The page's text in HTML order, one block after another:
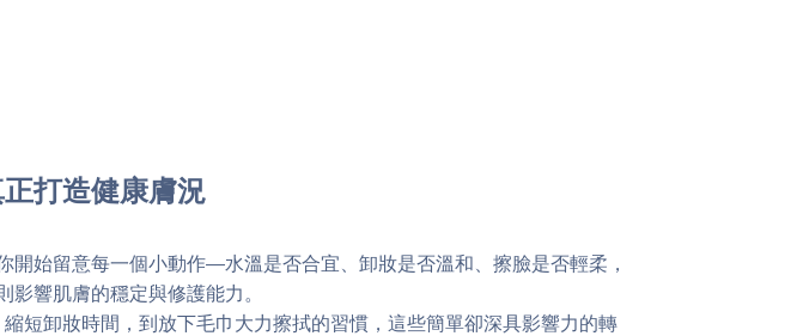
打造健康膚況
始留意每一個小動作—水溫是否合宜、卸妝是否溫和、擦臉是否輕柔，
響肌膚的穩定與修護能力。
短卸妝時間，到放下毛巾大力擦拭的習慣，這些簡單卻深具影響力的轉